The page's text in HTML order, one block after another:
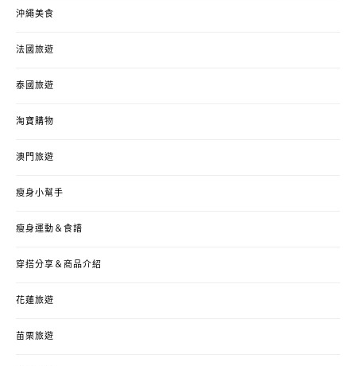
沖繩美食
法國旅遊
泰國旅遊
淘寶購物
澳門旅遊
瘦身小幫手
瘦身運動＆食譜
穿搭分享＆商品介紹
花蓮旅遊
苗栗旅遊